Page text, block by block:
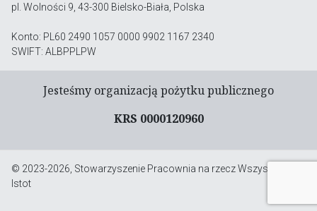
pl. Wolności 9, 43-300 Bielsko-Biała, Polska
Konto: PL60 2490 1057 0000 9902 1167 2340
SWIFT: ALBPPLPW
Jesteśmy organizacją pożytku publicznego
KRS 0000120960
© 2023-2026, Stowarzyszenie Pracownia na rzecz Wszystkich
Istot